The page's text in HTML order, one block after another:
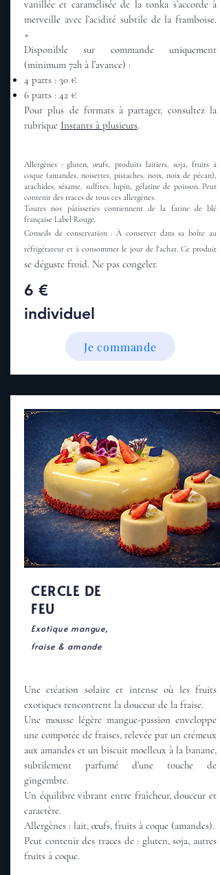
vanillée et caramélisée de la tonka s’accorde à
merveille avec l’acidité subtile de la framboise.
»
Disponible sur commande uniquement
(minimum 72h à l’avance) :
4 parts : 30 €
6 parts : 42 €
Pour plus de formats à partager, consultez la
rubrique Instants à plusieurs.
Allergènes : gluten, œufs, produits laitiers, soja, fruits à
coque (amandes, noisettes, pistaches, noix, noix de pécan),
arachides, sésame, sulfites, lupin, gélatine de poisson. Peut
contenir des traces de tous ces allergènes.
Toutes nos pâtisseries contiennent de la farine de blé
française Label Rouge.
Conseils de conservation : À conserver dans sa boîte au
réfrigérateur et à consommer le jour de l'achat. Ce produit
se déguste froid. Ne pas congeler.
6 €
individuel
Je commande
CERCLE DE
FEU
Exotique mangue,
fraise & amande
Une création solaire et intense où les fruits
exotiques rencontrent la douceur de la fraise.
Une mousse légère mangue-passion enveloppe
une compotée de fraises, relevée par un crémeux
aux amandes et un biscuit moelleux à la banane,
subtilement parfumé d’une touche de
gingembre.
Un équilibre vibrant entre fraîcheur, douceur et
caractère. ​
Allergènes : lait, œufs, fruits à coque (amandes).
Peut contenir des traces de : gluten, soja, autres
fruits à coque.